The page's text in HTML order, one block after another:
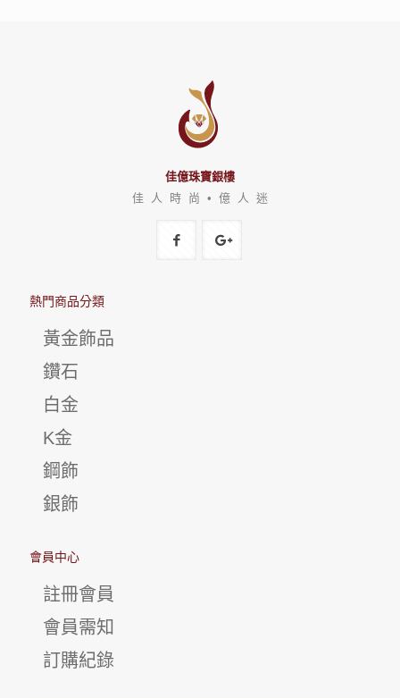
佳億珠寶銀樓
佳 人 時 尚 • 億 人 迷
熱門商品分類
黃金飾品
鑽石
白金
K金
鋼飾
銀飾
會員中心
註冊會員
會員需知
訂購紀錄